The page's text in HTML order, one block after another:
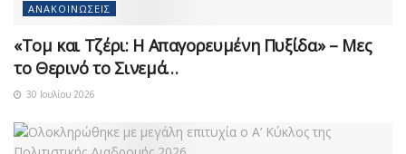
ΑΝΑΚΟΙΝΏΣΕΙΣ
«Τομ και Τζέρι: Η Απαγορευμένη Πυξίδα» – Μες
το Θερινό το Σινεμά…
30 Ιουλίου 2026